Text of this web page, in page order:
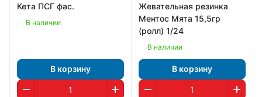
Кета ПСГ фас.
В наличии
В корзину
Жевательная резинка
Ментос Мята 15,5гр
(ролл) 1/24
В наличии
В корзину